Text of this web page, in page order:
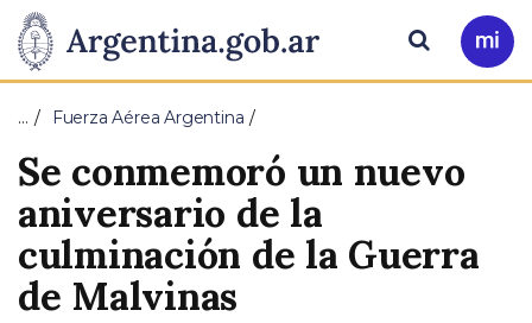
Presidencia
de
la
Nación
Pasar al contenido principal
Ir
a
Buscar
… Fuerza Aérea Argentina
Se conmemoró un nuevo
aniversario de la
culminación de la Guerra
de Malvinas